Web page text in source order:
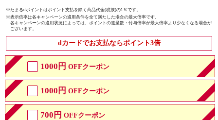
※たまるdポイントはポイント支払を除く商品代金(税抜)の1％です。
※表示倍率は各キャンペーンの適用条件を全て満たした場合の最大倍率です。
各キャンペーンの適用状況によっては、ポイントの進呈数・付与倍率が最大倍率より少なくなる場合が
ございます。
dカードでお支払ならポイント3倍
1000円 OFFクーポン
1000円 OFFクーポン
700円 OFFクーポン